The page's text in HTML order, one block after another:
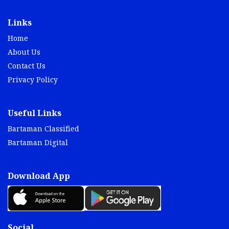
Links
Home
About Us
Contact Us
Privacy Policy
Useful Links
Bartaman Classified
Bartaman Digital
Download App